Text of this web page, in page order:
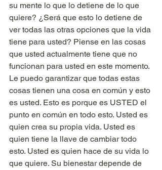
su mente lo que lo detiene de lo que
quiere? ¿Será que esto lo detiene de
ver todas las otras opciones que la vida
tiene para usted? Piense en las cosas
que usted actualmente tiene que no
funcionan para usted en este momento.
Le puedo garantizar que todas estas
cosas tienen una cosa en común y esto
es usted. Esto es porque es USTED el
punto en común en todo esto. Usted es
quien crea su propia vida. Usted es
quien tiene la llave de cambiar todo
esto. Usted es quien hace de su vida lo
que quiere. Su bienestar depende de